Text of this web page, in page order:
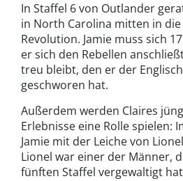
In Staffel 6 von Outlander
in North Carolina mitten in
Revolution. Jamie muss sich
er sich den Rebellen
treu bleibt, den er der
geschworen hat.
Außerdem werden Claires
Erlebnisse eine Rolle spielen:
Jamie mit der Leiche von
Lionel war einer der Männer,
fünften Staffel vergewaltigt